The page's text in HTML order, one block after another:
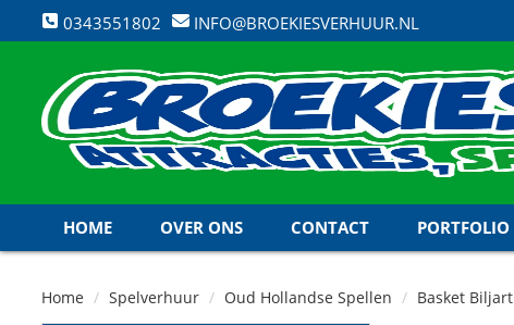
0343551802 INFO@BROEKIESVERHUUR.NL
HOME OVER ONS CONTACT PORTFOLIO
Home Spelverhuur Oud Hollandse Spellen Basket Biljart